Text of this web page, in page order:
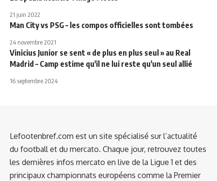
21 juin 2022
Man City vs PSG – les compos officielles sont tombées
24 novembre 2021
Vinicius Junior se sent « de plus en plus seul » au Real
Madrid – Camp estime qu'il ne lui reste qu'un seul allié
16 septembre 2024
Lefootenbref.com est un site spécialisé sur l’actualité
du football et du mercato. Chaque jour, retrouvez toutes
les dernières infos mercato en live de la Ligue 1 et des
principaux championnats européens comme la Premier